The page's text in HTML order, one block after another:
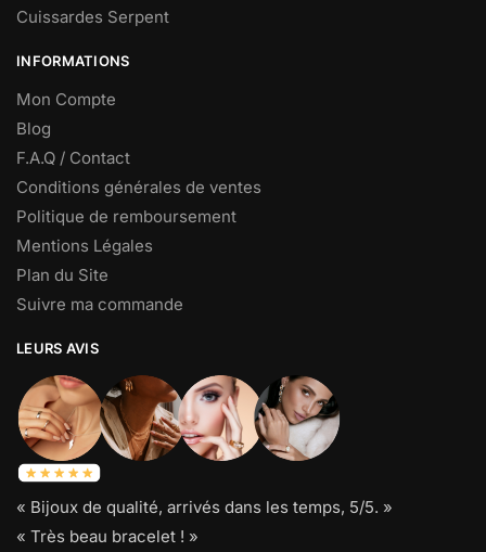
Cuissardes Serpent
INFORMATIONS
Mon Compte
Blog
F.A.Q / Contact
Conditions générales de ventes
Politique de remboursement
Mentions Légales
Plan du Site
Suivre ma commande
LEURS AVIS
« Bijoux de qualité, arrivés dans les temps, 5/5. »
« Très beau bracelet ! »